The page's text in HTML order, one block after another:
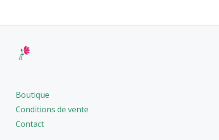
Boutique
Conditions de vente
Contact